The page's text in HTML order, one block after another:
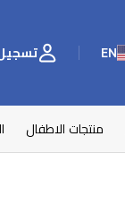
EN تسجيل
منتجات الاطفال